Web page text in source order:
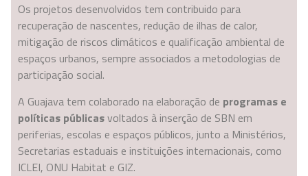
Os projetos desenvolvidos tem contribuido para
recuperação de nascentes, redução de ilhas de calor,
mitigação de riscos climáticos e qualificação ambiental de
espaços urbanos, sempre associados a metodologias de
participação social.
A Guajava tem colaborado na elaboração de programas e
políticas públicasvoltados à inserção de SBN em
periferias, escolas e espaços públicos, junto a Ministérios,
Secretarias estaduais e instituições internacionais, como
ICLEI, ONU Habitat e GIZ.